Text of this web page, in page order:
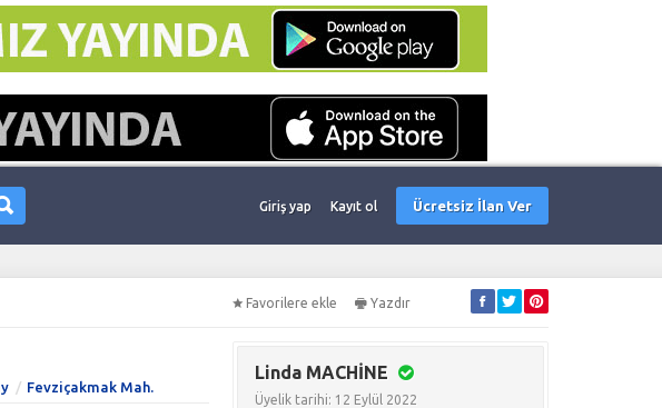
Giriş yap Kayıt ol Ücretsiz İlan Ver
Favorilere ekle Yazdır
Fevziçakmak Mah.
Linda MACHİNE
Üyelik tarihi: 12 Eylül 2022